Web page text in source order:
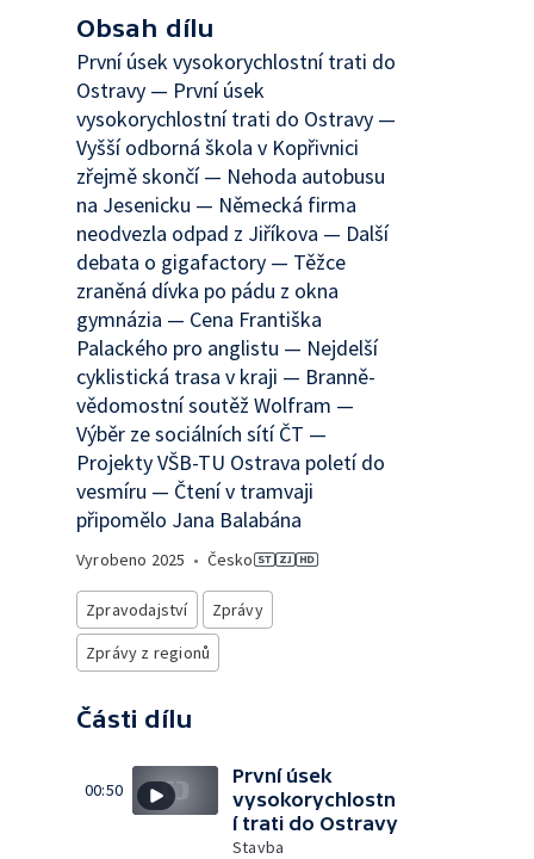
Obsah dílu
První úsek vysokorychlostní trati do
Ostravy — První úsek
vysokorychlostní trati do Ostravy —
Vyšší odborná škola v Kopřivnici
zřejmě skončí — Nehoda autobusu
na Jesenicku — Německá firma
neodvezla odpad z Jiříkova — Další
debata o gigafactory — Těžce
zraněná dívka po pádu z okna
gymnázia — Cena Františka
Palackého pro anglistu — Nejdelší
cyklistická trasa v kraji — Branně-
vědomostní soutěž Wolfram —
Výběr ze sociálních sítí ČT —
Projekty VŠB-TU Ostrava poletí do
vesmíru — Čtení v tramvaji
připomělo Jana Balabána
Vyrobeno 2025 • Česko
Zpravodajství
Zprávy
Zprávy z regionů
Části dílu
00:50
První úsek
vysokorychlostn
í trati do Ostravy
Stavba